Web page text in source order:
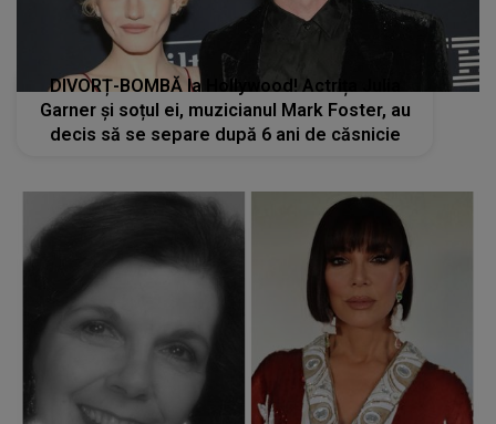
DIVORȚ-BOMBĂ la Hollywood! Actrița Julia
Garner și soțul ei, muzicianul Mark Foster, au
decis să se separe după 6 ani de căsnicie